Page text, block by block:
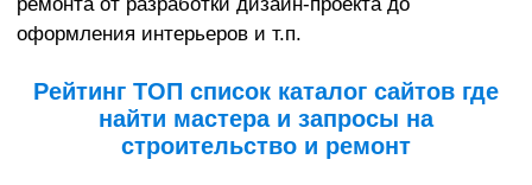
оформления интерьеров и т.п.
Рейтинг ТОП список каталог сайтов где
найти мастера и запросы на
строительство и ремонт